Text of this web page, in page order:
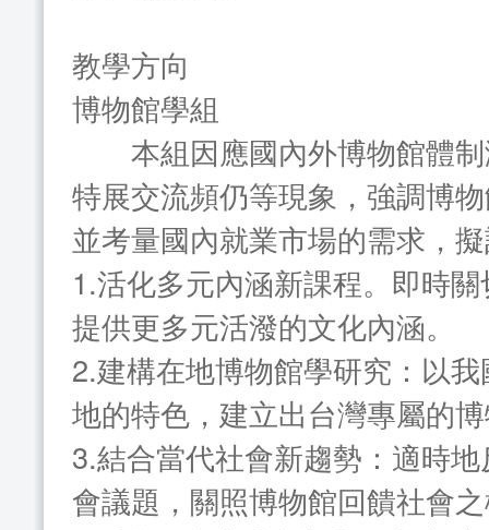
教學方向
博物館學組
本組因應國內外博物館體制
特展交流頻仍等現象，強調博
並考量國內就業市場的需求，
1.活化多元內涵新課程。即時
提供更多元活潑的文化內涵。
2.建構在地博物館學研究：以
地的特色，建立出台灣專屬的
3.結合當代社會新趨勢：適時
會議題，關照博物館回饋社會